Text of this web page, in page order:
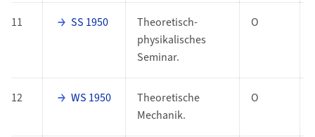
11 SS 1950
Theoretisch-
physikalisches
Seminar.
O
12 WS 1950
Theoretische
Mechanik.
O